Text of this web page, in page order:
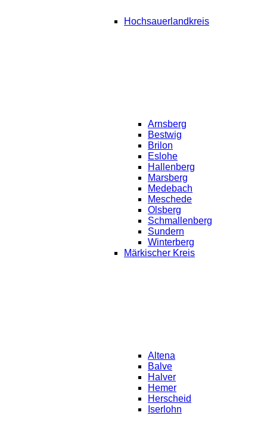
Hochsauerlandkreis
Arnsberg
Bestwig
Brilon
Eslohe
Hallenberg
Marsberg
Medebach
Meschede
Olsberg
Schmallenberg
Sundern
Winterberg
Märkischer Kreis
Altena
Balve
Halver
Hemer
Herscheid
Iserlohn